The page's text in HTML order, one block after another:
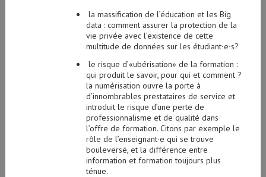
la massification de l’éducation et les Big
data : comment assurer la protection de la
vie privée avec l’existence de cette
multitude de données sur les étudiant∙e∙s?
le risque d’«ubérisation» de la formation :
qui produit le savoir, pour qui et comment ?
la numérisation ouvre la porte à
d’innombrables prestataires de service et
introduit le risque d’une perte de
professionnalisme et de qualité dans
l’offre de formation. Citons par exemple le
rôle de l’enseignant∙e qui se trouve
bouleversé, et la différence entre
information et formation toujours plus
ténue.